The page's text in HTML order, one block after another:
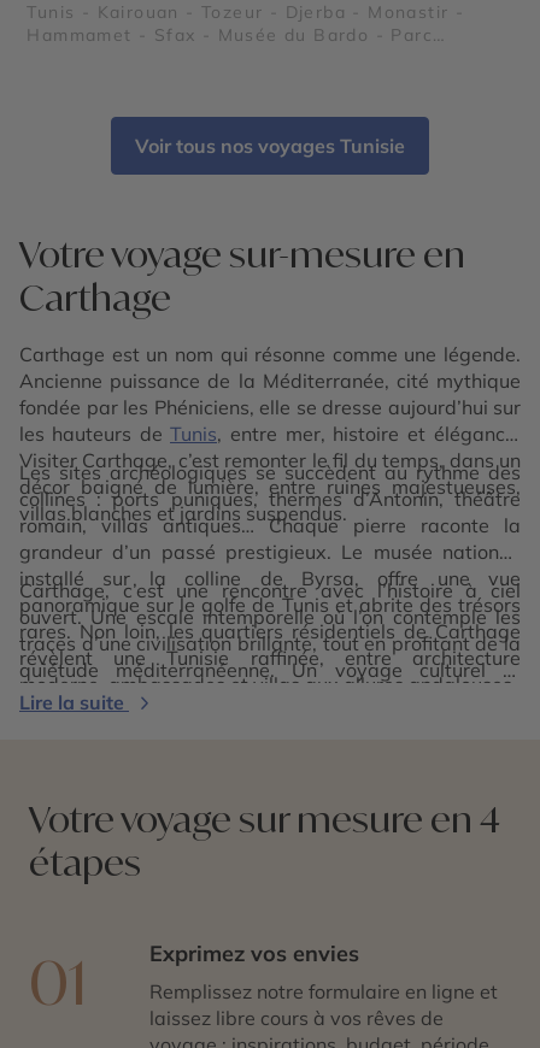
Tunis - Kairouan - Tozeur - Djerba - Monastir -
Hammamet - Sfax - Musée du Bardo - Parc
Voir tous nos voyages Tunisie
Votre voyage sur-mesure en
Carthage
Carthage est un nom qui résonne comme une légende.
Ancienne puissance de la Méditerranée, cité mythique
fondée par les Phéniciens, elle se dresse aujourd’hui sur
les hauteurs de Tunis, entre mer, histoire et élégance.
Visiter Carthage, c’est remonter le fil du temps, dans un
décor baigné de lumière, entre ruines majestueuses,
villas blanches et jardins suspendus.
Les sites archéologiques se succèdent au rythme des
collines : ports puniques, thermes d’Antonin, théâtre
romain, villas antiques… Chaque pierre raconte la
grandeur d’un passé prestigieux. Le musée national,
installé sur la colline de Byrsa, offre une vue
panoramique sur le golfe de Tunis et abrite des trésors
rares. Non loin, les quartiers résidentiels de Carthage
révèlent une Tunisie raffinée, entre architecture
moderne, ambassades et villas aux allures andalouses.
Carthage, c’est une rencontre avec l’histoire à ciel
ouvert. Une escale intemporelle où l’on contemple les
traces d’une civilisation brillante, tout en profitant de la
quiétude méditerranéenne. Un voyage culturel et
esthétique, idéal pour les amoureux de patrimoine, de
Lire la suite
Votre voyage sur mesure en 4
étapes
01 Exprimez vos envies
Remplissez notre formulaire en ligne et
laissez libre cours à vos rêves de